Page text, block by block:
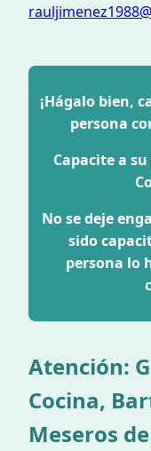
¡Hágalo bien,
persona
Capacite a
No se deje
sido
persona lo
Atención:
Cocina,
Meseros